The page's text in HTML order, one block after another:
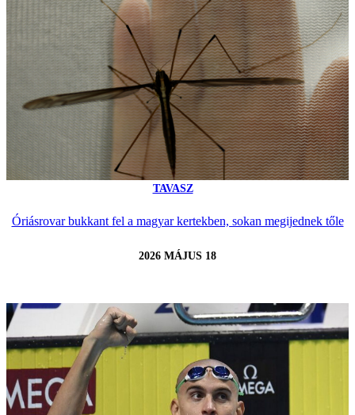
TAVASZ
Óriásrovar bukkant fel a magyar kertekben, sokan megijednek tőle
2026 MÁJUS 18